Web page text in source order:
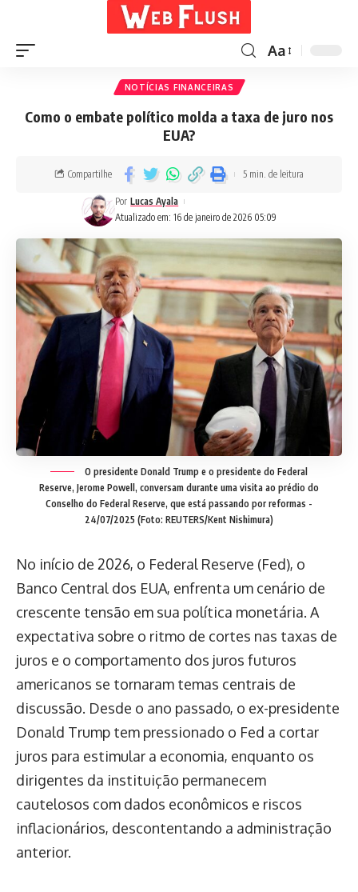
Aa
NOTÍCIAS FINANCEIRAS
Como o embate político molda a taxa de juro nos
EUA?
Atualizado em: 16 de janeiro de 2026 05:09
Por Lucas Ayala
Compartilhe 5 min. de leitura
O presidente Donald Trump e o presidente do Federal
Reserve, Jerome Powell, conversam durante uma visita ao prédio do
Conselho do Federal Reserve, que está passando por reformas -
24/07/2025 (Foto: REUTERS/Kent Nishimura)
No início de 2026, o Federal Reserve (Fed), o
Banco Central dos EUA, enfrenta um cenário de
crescente tensão em sua política monetária. A
expectativa sobre o ritmo de cortes nas taxas de
juros e o comportamento dos juros futuros
americanos se tornaram temas centrais de
discussão. Desde o ano passado, o ex-presidente
Donald Trump tem pressionado o Fed a cortar
juros para estimular a economia, enquanto os
dirigentes da instituição permanecem
cautelosos com dados econômicos e riscos
inflacionários, descontentando a administração
anterior.